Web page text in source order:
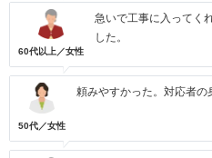
60代以上／女性
急いで工事に入ってく
した。
50代／女性
頼みやすかった。対応者の